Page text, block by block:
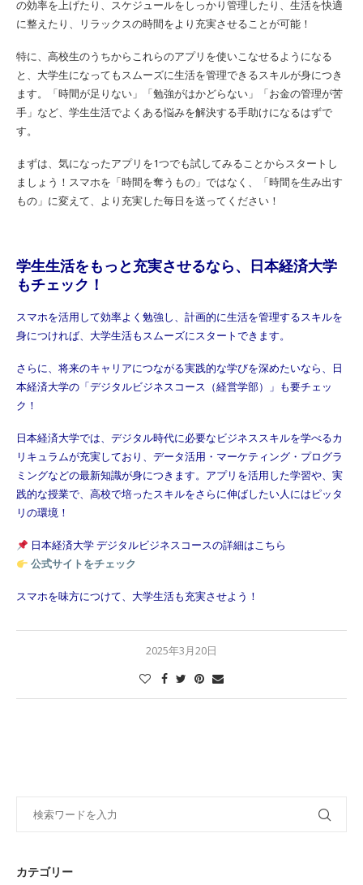
の効率を上げたり、スケジュールをしっかり管理したり、生活を快適
に整えたり、リラックスの時間をより充実させることが可能！
特に、高校生のうちからこれらのアプリを使いこなせるようになる
と、大学生になってもスムーズに生活を管理できるスキルが身につき
ます。「時間が足りない」「勉強がはかどらない」「お金の管理が苦
手」など、学生生活でよくある悩みを解決する手助けになるはずで
す。
まずは、気になったアプリを1つでも試してみることからスタートし
ましょう！スマホを「時間を奪うもの」ではなく、「時間を生み出す
もの」に変えて、より充実した毎日を送ってください！
学生生活をもっと充実させるなら、日本経済大学
もチェック！
スマホを活用して効率よく勉強し、計画的に生活を管理するスキルを
身につければ、大学生活もスムーズにスタートできます。
さらに、将来のキャリアにつながる実践的な学びを深めたいなら、日
本経済大学の「デジタルビジネスコース（経営学部）」も要チェッ
ク！
日本経済大学では、デジタル時代に必要なビジネススキルを学べるカ
リキュラムが充実しており、データ活用・マーケティング・プログラ
ミングなどの最新知識が身につきます。アプリを活用した学習や、実
践的な授業で、高校で培ったスキルをさらに伸ばしたい人にはピッタ
リの環境！
日本経済大学 デジタルビジネスコースの詳細はこちら
公式サイトをチェック
スマホを味方につけて、大学生活も充実させよう！
2025年3月20日
カテゴリー